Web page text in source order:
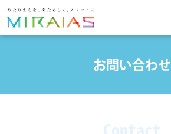
お問い合わせ